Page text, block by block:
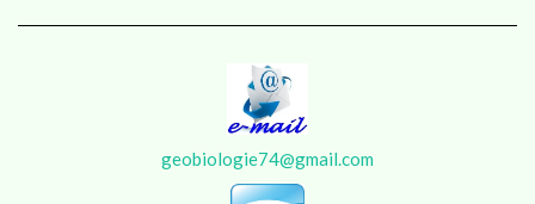
geobiologie74@gmail.com